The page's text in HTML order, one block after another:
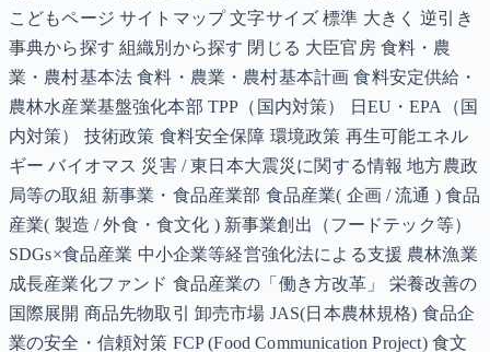
こどもページ サイトマップ 文字サイズ 標準 大きく 逆引き
事典から探す 組織別から探す 閉じる 大臣官房 食料・農
業・農村基本法 食料・農業・農村基本計画 食料安定供給・
農林水産業基盤強化本部 TPP（国内対策） 日EU・EPA（国
内対策） 技術政策 食料安全保障 環境政策 再生可能エネル
ギー バイオマス 災害 / 東日本大震災に関する情報 地方農政
局等の取組 新事業・食品産業部 食品産業( 企画 / 流通 ) 食品
産業( 製造 / 外食・食文化 ) 新事業創出（フードテック等）
SDGs×食品産業 中小企業等経営強化法による支援 農林漁業
成長産業化ファンド 食品産業の「働き方改革」 栄養改善の
国際展開 商品先物取引 卸売市場 JAS(日本農林規格) 食品企
業の安全・信頼対策 FCP (Food Communication Project) 食文